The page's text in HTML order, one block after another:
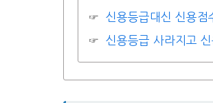
신용등급대신 신용점
신용등급 사라지고